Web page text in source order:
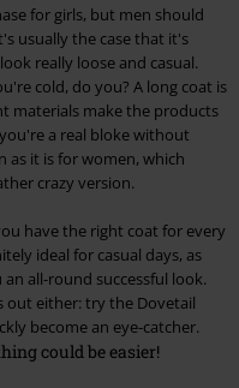
for girls, but men should
usually the case that it's
really loose and casual.
cold, do you? A long coat is
materials make the products
a real bloke without
as it is for women, which
crazy version.
have the right coat for every
ideal for casual days, as
all-round successful look.
out either: try the Dovetail
become an eye-catcher.
could be easier!